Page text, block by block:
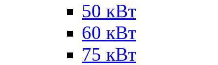
50 кВт
60 кВт
75 кВт